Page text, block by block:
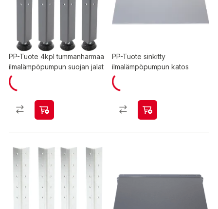
PP-Tuote 4kpl tummanharmaa
ilmalämpöpumpun suojan jalat
PP-Tuote sinkitty
ilmalämpöpumpun katos